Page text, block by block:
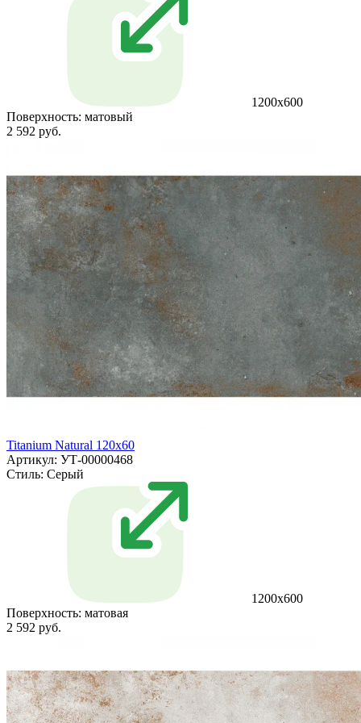
1200х600
Поверхность: матовый
2 592 руб.
Titanium Natural 120x60
Артикул: УТ-00000468
Стиль: Серый
1200х600
Поверхность: матовая
2 592 руб.